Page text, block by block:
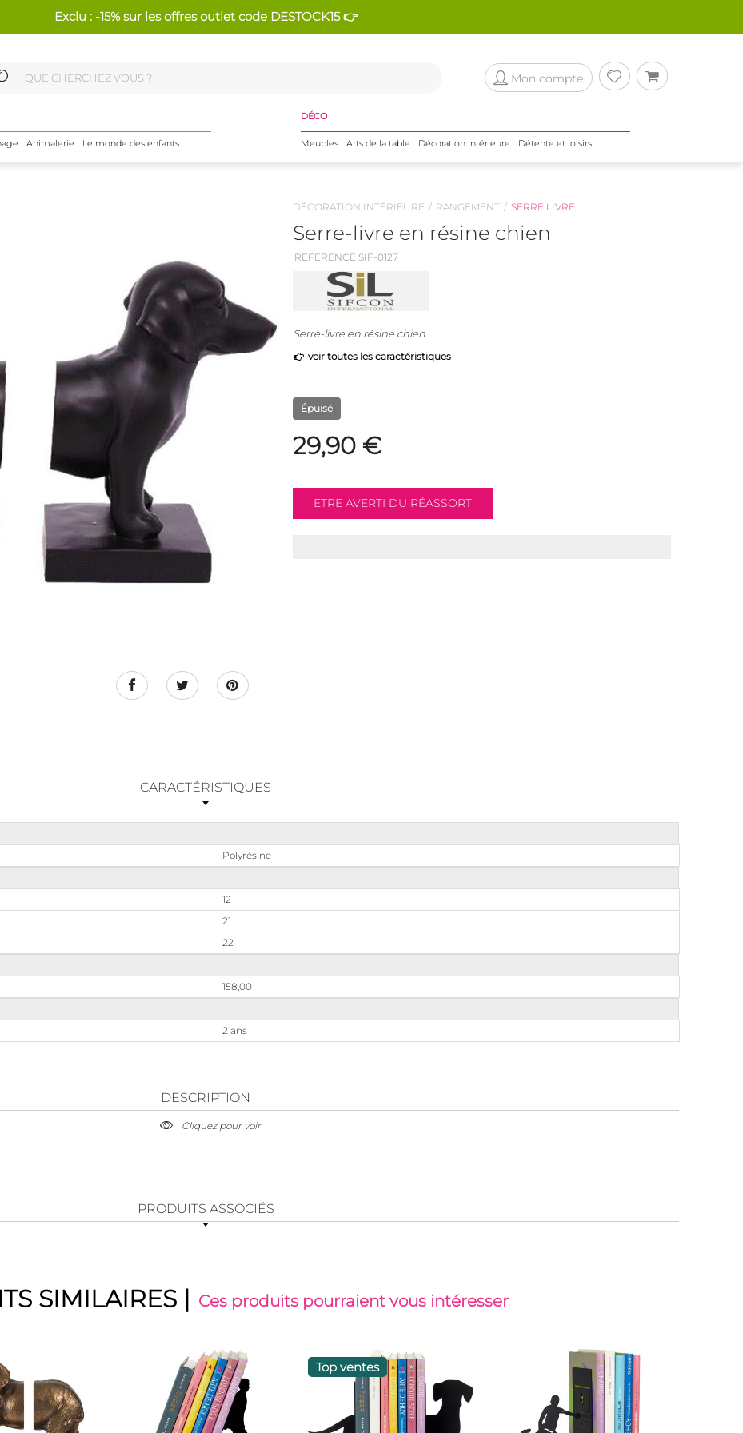
Exclu : -15% sur les offres outlet code DESTOCK15 👉
Mon compte
Animalerie Le monde des enfants
DÉCO
Meubles Arts de la table Décoration intérieure Détente et loisirs
DÉCORATION INTÉRIEURE RANGEMENT SERRE LIVRE
Serre-livre en résine chien
REFERENCE SIF-0127
Serre-livre en résine chien
voir toutes les caractéristiques
Épuisé
29,90 €
CARACTÉRISTIQUES
Polyrésine
12
21
22
158,00
2 ans
DESCRIPTION
Cliquez pour voir
PRODUITS ASSOCIÉS
SIMILAIRES | Ces produits pourraient vous intéresser
Top ventes